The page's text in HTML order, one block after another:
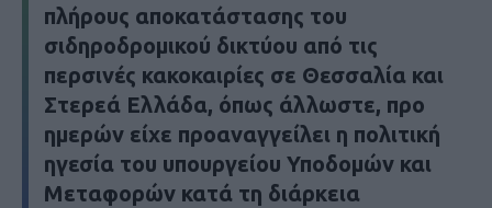
πλήρους αποκατάστασης του
σιδηροδρομικού δικτύου από τις
περσινές κακοκαιρίες σε Θεσσαλία και
Στερεά Ελλάδα, όπως άλλωστε, προ
ημερών είχε προαναγγείλει η πολιτική
ηγεσία του υπουργείου Υποδομών και
Μεταφορών κατά τη διάρκεια